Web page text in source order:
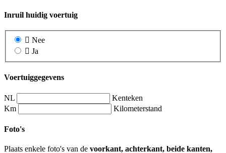
Inruil huidig voertuig
Nee
Ja
Voertuiggegevens
NL
Kenteken
Km
Kilometerstand
Foto's
Plaats enkele foto's van de voorkant, achterkant, beide kanten,